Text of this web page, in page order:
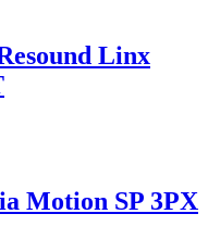
Linx
Motion SP 3PX